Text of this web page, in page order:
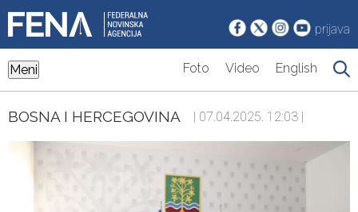
prijava
Meni Foto Video English
BOSNA I HERCEGOVINA | 07.04.2025. 12:03 |